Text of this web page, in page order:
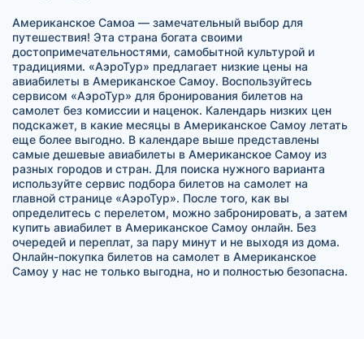
Американское Самоа — замечательный выбор для
путешествия! Эта страна богата своими
достопримечательностями, самобытной культурой и
традициями. «АэроТур» предлагает низкие цены на
авиабилеты в Американское Самоу. Воспользуйтесь
сервисом «АэроТур» для бронирования билетов на
самолет без комиссии и наценок. Календарь низких цен
подскажет, в какие месяцы в Американское Самоу летать
еще более выгодно. В календаре выше представлены
самые дешевые авиабилеты в Американское Самоу из
разных городов и стран. Для поиска нужного варианта
используйте сервис подбора билетов на самолет на
главной странице «АэроТур». После того, как вы
определитесь с перелетом, можно забронировать, а затем
купить авиабилет в Американское Самоу онлайн. Без
очередей и переплат, за пару минут и не выходя из дома.
Онлайн-покупка билетов на самолет в Американское
Самоу у нас не только выгодна, но и полностью безопасна.